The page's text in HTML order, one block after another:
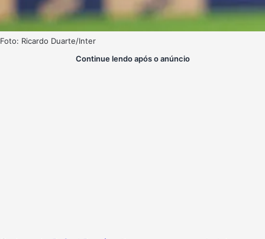
Foto: Ricardo Duarte/Inter
Continue lendo após o anúncio